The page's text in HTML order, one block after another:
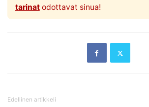
tarinatodottavat sinua!
Edellinen artikkeli